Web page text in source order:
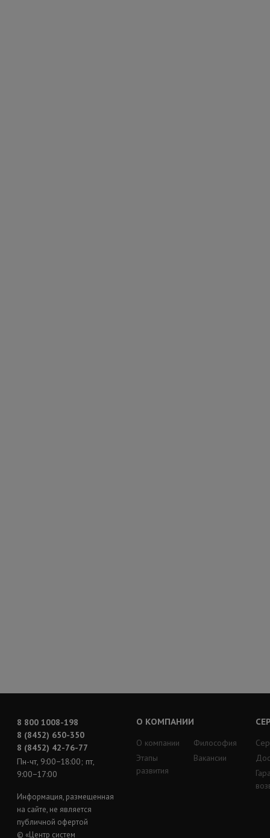
8 800 1008-198
8 (8452) 650-350
8 (8452) 42-76-77
Пн-чт, 9:00−18:00; пт,
9:00−17:00
Информация, размещенная
на сайте, не является
публичной офертой
© «Центр систем
О КОМПАНИИ
О компании
Этапы
развития
Философия
Вакансии